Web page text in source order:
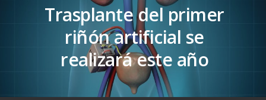
Trasplante del primer
riñón artificial se
realizará este año